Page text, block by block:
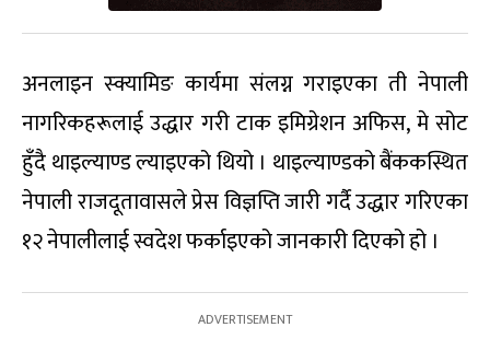
अनलाइन स्क्यामिङ कार्यमा संलग्न गराइएका ती नेपाली
नागरिकहरूलाई उद्धार गरी टाक इमिग्रेशन अफिस, मे सोट
हुँदै थाइल्याण्ड ल्याइएको थियो । थाइल्याण्डको बैंककस्थित
नेपाली राजदूतावासले प्रेस विज्ञप्ति जारी गर्दै उद्धार गरिएका
१२ नेपालीलाई स्वदेश फर्काइएको जानकारी दिएको हो ।